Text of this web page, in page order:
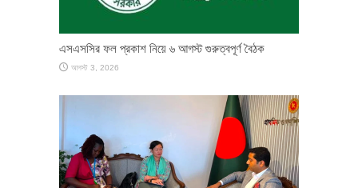
এসএসসির ফল প্রকাশ নিয়ে ৬ আগস্ট গুরুত্বপূর্ণ বৈঠক
আগস্ট 3, 2026